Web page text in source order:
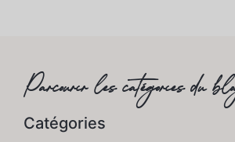
Parcourir les catégories du
Catégories